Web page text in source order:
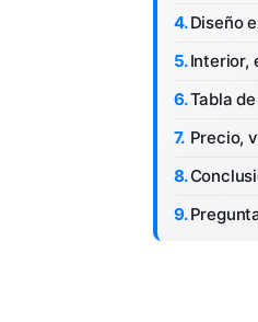
Diseño
Interior,
Tabla
Precio,